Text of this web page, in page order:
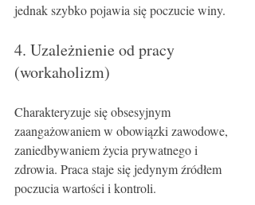
jednak szybko pojawia się poczucie winy.
4. Uzależnienie od pracy
(workaholizm)
Charakteryzuje się obsesyjnym
zaangażowaniem w obowiązki zawodowe,
zaniedbywaniem życia prywatnego i
zdrowia. Praca staje się jedynym źródłem
poczucia wartości i kontroli.